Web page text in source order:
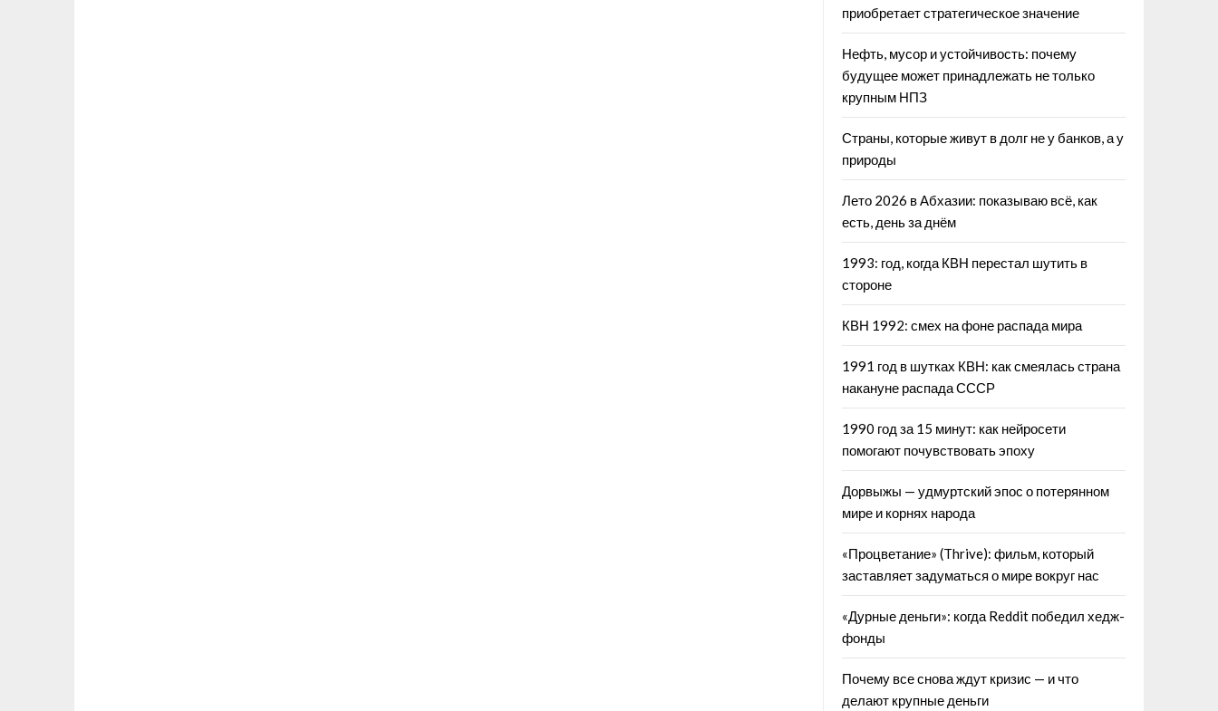
приобретает стратегическое значение
Нефть, мусор и устойчивость: почему
будущее может принадлежать не только
крупным НПЗ
Страны, которые живут в долг не у банков, а у
природы
Лето 2026 в Абхазии: показываю всё, как
есть, день за днём
1993: год, когда КВН перестал шутить в
стороне
КВН 1992: смех на фоне распада мира
1991 год в шутках КВН: как смеялась страна
накануне распада СССР
1990 год за 15 минут: как нейросети
помогают почувствовать эпоху
Дорвыжы — удмуртский эпос о потерянном
мире и корнях народа
«Процветание» (Thrive): фильм, который
заставляет задуматься о мире вокруг нас
«Дурные деньги»: когда Reddit победил хедж-
фонды
Почему все снова ждут кризис — и что
делают крупные деньги